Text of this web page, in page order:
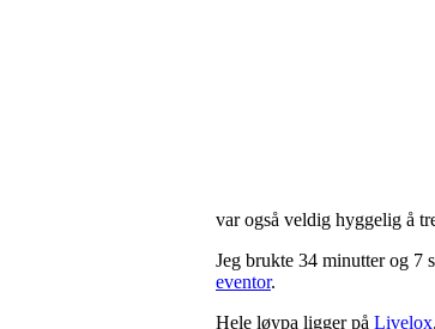
var også veldig hyggelig å
Jeg brukte 34 minutter og 7
eventor.
Hele løypa ligger på Livelox.